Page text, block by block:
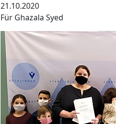
21.10.2020
Für Ghazala Syed